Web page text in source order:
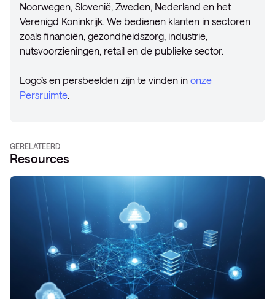
Noorwegen, Slovenië, Zweden, Nederland en het
Verenigd Koninkrijk. We bedienen klanten in sectoren
zoals financiën, gezondheidszorg, industrie,
nutsvoorzieningen, retail en de publieke sector.
Logo’s en persbeelden zijn te vinden in onze
Persruimte.
GERELATEERD
Resources